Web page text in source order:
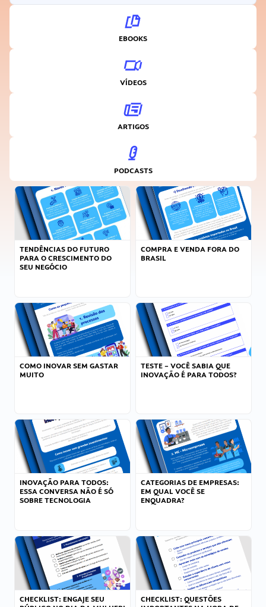
EBOOKS
VÍDEOS
ARTIGOS
PODCASTS
TENDÊNCIAS DO FUTURO
PARA O CRESCIMENTO DO
SEU NEGÓCIO
COMPRA E VENDA FORA DO
BRASIL
COMO INOVAR SEM GASTAR
MUITO
TESTE – VOCÊ SABIA QUE
INOVAÇÃO É PARA TODOS?
INOVAÇÃO PARA TODOS:
ESSA CONVERSA NÃO É SÓ
SOBRE TECNOLOGIA
CATEGORIAS DE EMPRESAS:
EM QUAL VOCÊ SE
ENQUADRA?
CHECKLIST: ENGAJE SEU
CHECKLIST: QUESTÕES